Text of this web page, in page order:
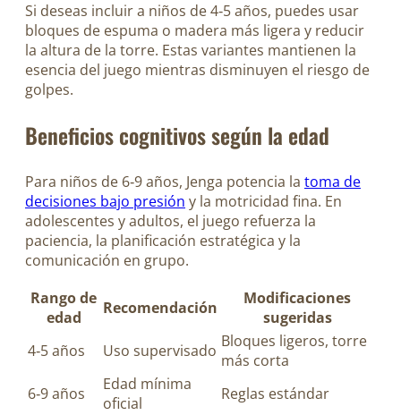
Si deseas incluir a niños de 4‑5 años, puedes usar
bloques de espuma o madera más ligera y reducir
la altura de la torre. Estas variantes mantienen la
esencia del juego mientras disminuyen el riesgo de
golpes.
Beneficios cognitivos según la edad
Para niños de 6‑9 años, Jenga potencia la toma de
decisiones bajo presión y la motricidad fina. En
adolescentes y adultos, el juego refuerza la
paciencia, la planificación estratégica y la
comunicación en grupo.
Rango de
edad
Recomendación
Modificaciones
sugeridas
4‑5 años
Uso supervisado Bloques ligeros, torre
más corta
6‑9 años
Edad mínima
oficial
Reglas estándar